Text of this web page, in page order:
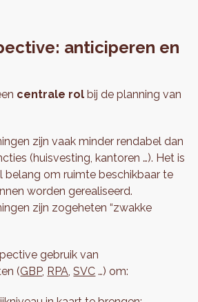
anticiperen en
centrale rol bij de planning van
zijn vaak minder rendabel dan
(huisvesting, kantoren …). Het is
belang om ruimte beschikbaar te
worden gerealiseerd.
zijn zogeheten “zwakke
gebruik van
(GBP, RPA,SVC …) om: